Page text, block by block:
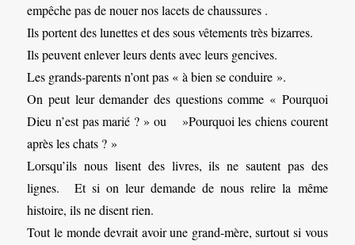
empêche pas de nouer nos lacets de chaussures .
Ils portent des lunettes et des sous vêtements très bizarres.
Ils peuvent enlever leurs dents avec leurs gencives.
Les grands-parents n’ont pas « à bien se conduire ».
On peut leur demander des questions comme « Pourquoi
Dieu n’est pas marié ? » ou »Pourquoi les chiens courent
après les chats ? »
Lorsqu’ils nous lisent des livres, ils ne sautent pas des
lignes. Et si on leur demande de nous relire la même
histoire, ils ne disent rien.
Tout le monde devrait avoir une grand-mère, surtout si vous